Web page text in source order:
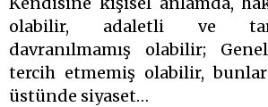
olabilir, adaletli ve
davranılmamış olabilir;
tercih etmemiş olabilir,
üstünde siyaset…